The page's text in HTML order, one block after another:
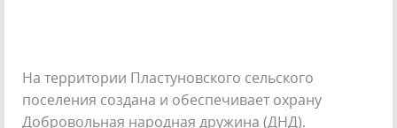
На территории Пластуновского сельского
поселения создана и обеспечивает охрану
Добровольная народная дружина (ДНД).